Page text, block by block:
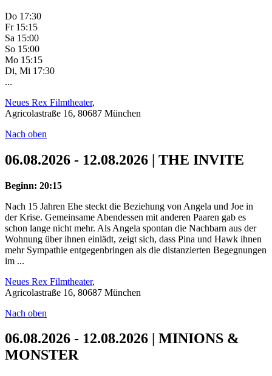
Do 17:30
Fr 15:15
Sa 15:00
So 15:00
Mo 15:15
Di, Mi 17:30
...
Neues Rex Filmtheater,
Agricolastraße 16, 80687 München
Nach oben
06.08.2026 - 12.08.2026 | THE INVITE
Beginn: 20:15
Nach 15 Jahren Ehe steckt die Beziehung von Angela und Joe in
der Krise. Gemeinsame Abendessen mit anderen Paaren gab es
schon lange nicht mehr. Als Angela spontan die Nachbarn aus der
Wohnung über ihnen einlädt, zeigt sich, dass Pina und Hawk ihnen
mehr Sympathie entgegenbringen als die distanzierten Begegnungen
im ...
Neues Rex Filmtheater,
Agricolastraße 16, 80687 München
Nach oben
06.08.2026 - 12.08.2026 | MINIONS &
MONSTER